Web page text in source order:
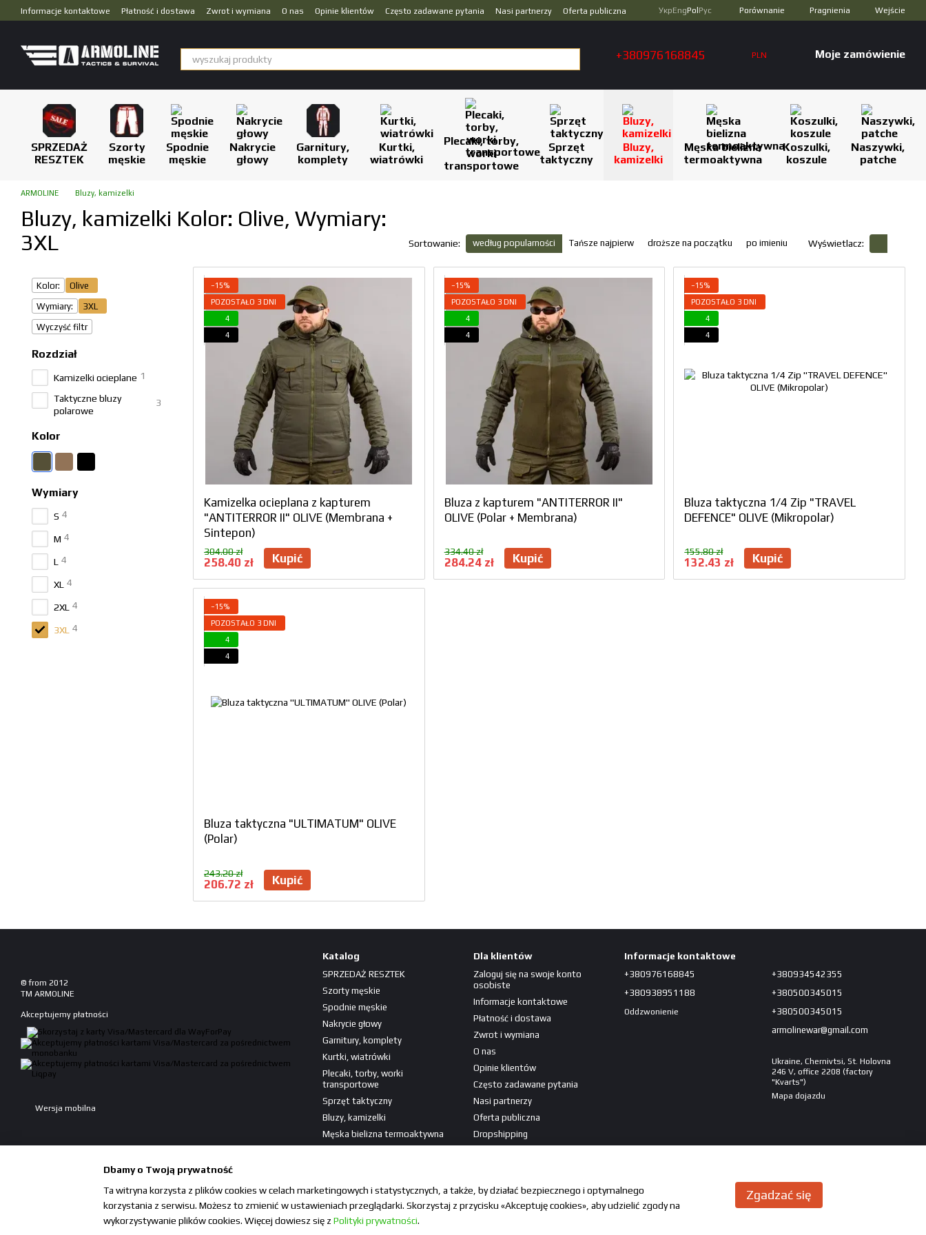
Przejdź do głównej treści
Informacje kontaktowe Płatność i dostawa Zwrot i wymiana O nas Opinie klientów Często zadawane pytania Nasi partnerzy
Oferta publiczna
УкрEngPol Рус Porównanie Pragnienia Wejście
+380976168845 PLN Moje zamówienie
SPRZEDAŻ
RESZTEK
Szorty
męskie
Spodnie
męskie
Nakrycie
głowy
Garnitury,
komplety
Kurtki,
wiatrówki
Plecaki, torby,
worki
transportowe
Sprzęt
taktyczny
Bluzy,
kamizelki
Męska bielizna
termoaktywna
Koszulki,
koszule
Naszywki,
patche
ARMOLINE Bluzy, kamizelki
Bluzy, kamizelki Kolor: Olive, Wymiary:
3XL
Sortowanie: według popularności Tańsze najpierw droższe na początku po imieniu Wyświetlacz:
−15%
POZOSTAŁO 3 DNI
4
4
Kamizelka ocieplana z kapturem
"ANTITERROR II" OLIVE (Membrana +
Sintepon)
304.00 zł
258.40 zł Kupić
−15%
POZOSTAŁO 3 DNI
4
4
Bluza z kapturem "ANTITERROR II"
OLIVE (Polar + Membrana)
334.40 zł
284.24 zł Kupić
−15%
POZOSTAŁO 3 DNI
4
4
Bluza taktyczna 1/4 Zip "TRAVEL
DEFENCE" OLIVE (Mikropolar)
155.80 zł
132.43 zł Kupić
−15%
POZOSTAŁO 3 DNI
4
4
Bluza taktyczna "ULTIMATUM" OLIVE
(Polar)
243.20 zł
206.72 zł Kupić
Kolor:
Olive
Wymiary:
3XL
Wyczyść filtr
Rozdział
Kamizelki ocieplane 1
Taktyczne bluzy
polarowe
3
Kolor
Wymiary
S 4
M 4
L 4
XL 4
2XL 4
3XL 4
© from 2012
TM ARMOLINE
Akceptujemy płatności
Wersja mobilna
Sklep internetowy zbudowany z Horoshop
Katalog
SPRZEDAŻ RESZTEK
Szorty męskie
Spodnie męskie
Nakrycie głowy
Garnitury, komplety
Kurtki, wiatrówki
Plecaki, torby, worki
transportowe
Sprzęt taktyczny
Bluzy, kamizelki
Męska bielizna termoaktywna
Dla klientów
Zaloguj się na swoje konto
osobiste
Informacje kontaktowe
Płatność i dostawa
Zwrot i wymiana
O nas
Opinie klientów
Często zadawane pytania
Nasi partnerzy
Oferta publiczna
Dropshipping
Informacje kontaktowe
+380976168845
+380938951188
Oddzwonienie
+380934542355
+380500345015
+380500345015
armolinewar@gmail.com
Ukraine, Chernivtsi, St. Holovna
246 V, office 2208 (factory
"Kvarts")
Mapa dojazdu
Dbamy o Twoją prywatność
Ta witryna korzysta z plików cookies w celach marketingowych i statystycznych, a także, by działać bezpiecznego i optymalnego
korzystania z serwisu. Możesz to zmienić w ustawieniach przeglądarki. Skorzystaj z przycisku «Akceptuję cookies», aby udzielić zgody na
wykorzystywanie plików cookies. Więcej dowiesz się z Polityki prywatności.
Zgadzać się